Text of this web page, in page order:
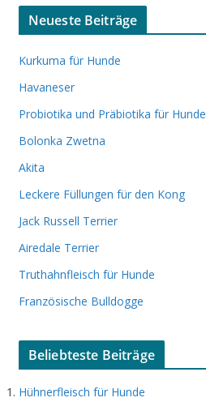
Neueste Beiträge
Kurkuma für Hunde
Havaneser
Probiotika und Präbiotika für Hunde
Bolonka Zwetna
Akita
Leckere Füllungen für den Kong
Jack Russell Terrier
Airedale Terrier
Truthahnfleisch für Hunde
Französische Bulldogge
Beliebteste Beiträge
Hühnerfleisch für Hunde